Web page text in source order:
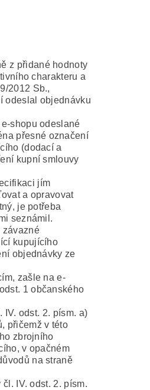
z přidané hodnoty
charakteru a
2012 Sb.,
odeslal objednávku
shopu odeslané
přesné označení
(dodací a
kupní smlouvy
jím
a opravovat
je potřeba
seznámil.
závazné
kupujícího
objednávky ze
zašle na e-
1 občanského
odst. 2. písm. a)
přičemž v této
zbrojního
v opačném
na straně
IV. odst. 2. písm.